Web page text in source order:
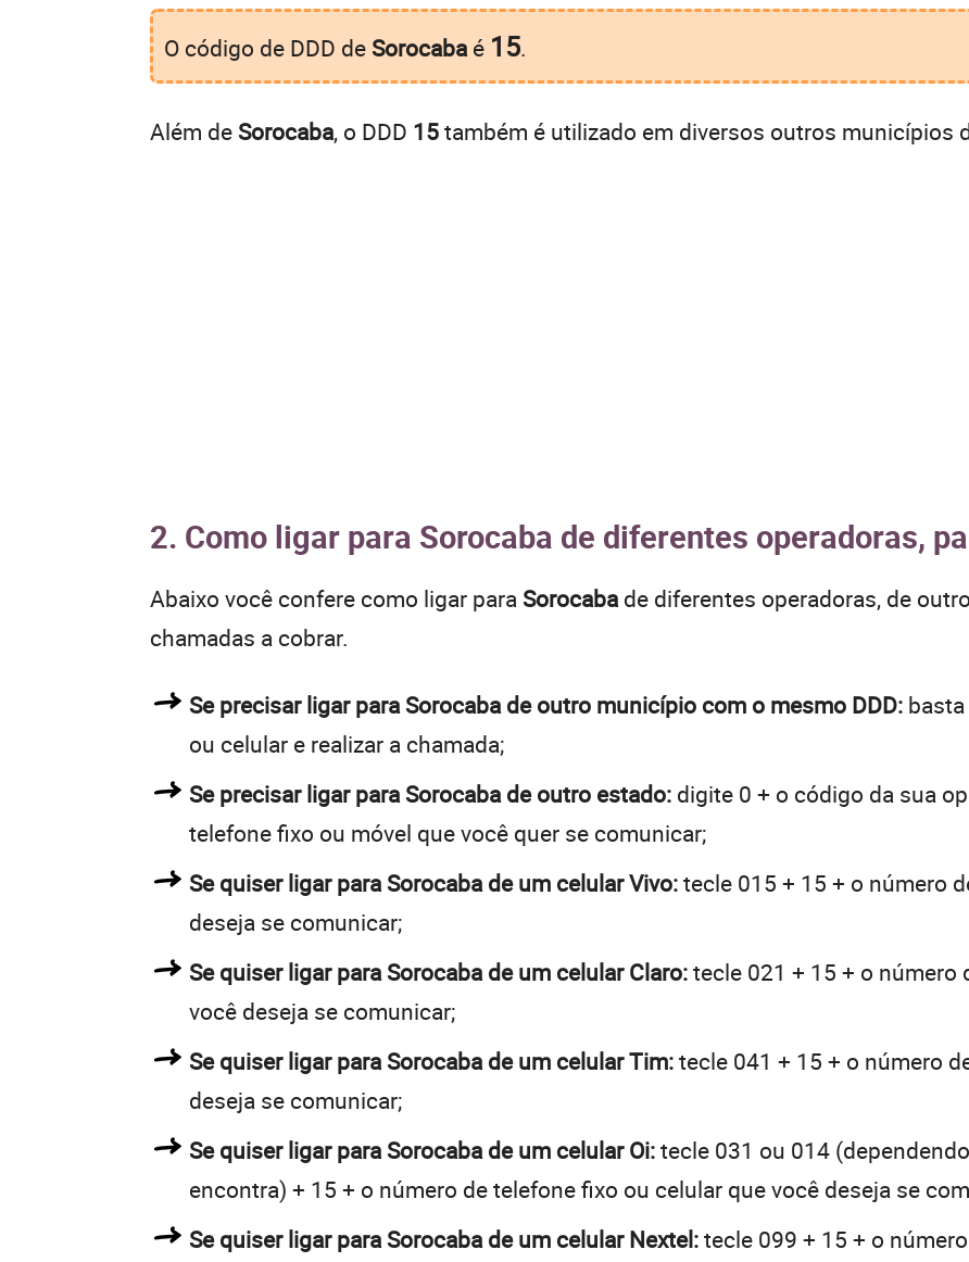
O código de DDD de Sorocabaé 15.
Além de Sorocaba, o DDD 15também é utilizado em diversos outros municípios
2. Como ligar para Sorocaba de diferentes operadoras,
Abaixo você confere como ligar para Sorocabade diferentes operadoras, de
chamadas a cobrar.
Se precisar ligar para Sorocaba de outro município com o mesmo DDD:
ou celular e realizar a chamada;
Se precisar ligar para Sorocaba de outro estado: digite 0 + o código da sua
telefone fixo ou móvel que você quer se comunicar;
Se quiser ligar para Sorocaba de um celular Vivo:tecle 015 + 15 + o número
deseja se comunicar;
Se quiser ligar para Sorocaba de um celular Claro:tecle 021 + 15 + o número
você deseja se comunicar;
Se quiser ligar para Sorocaba de um celular Tim:tecle 041 + 15 + o número
deseja se comunicar;
Se quiser ligar para Sorocaba de um celular Oi:tecle 031 ou 014
encontra) + 15 + o número de telefone fixo ou celular que você deseja se
Se quiser ligar para Sorocaba de um celular Nextel:tecle 099 + 15 + o